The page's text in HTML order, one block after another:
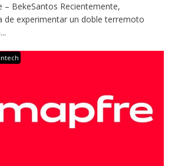
– BekeSantos Recientemente,
de experimentar un doble terremoto